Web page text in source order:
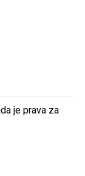
je prava za